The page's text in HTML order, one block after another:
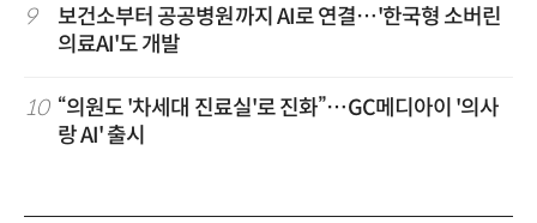
9
보건소부터 공공병원까지 AI로 연결…'한국형 소버린
의료AI'도 개발
10 “의원도 '차세대 진료실'로 진화”…GC메디아이 '의사
랑 AI' 출시